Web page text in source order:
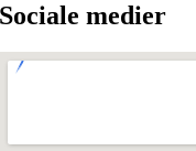
Sociale medier